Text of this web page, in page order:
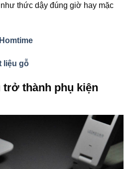
thức dậy đúng giờ hay mặc
liệu gỗ
trở thành phụ kiện